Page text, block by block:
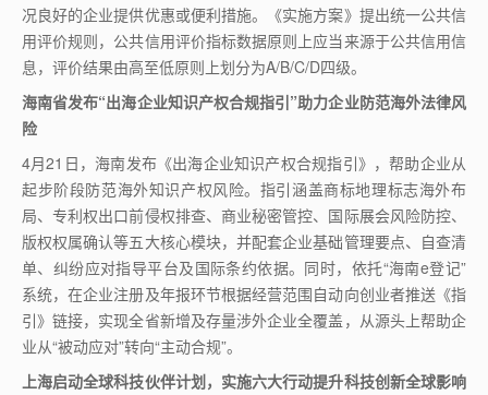
况良好的企业提供优惠或便利措施。《实施方案》提出统一公共信
用评价规则，公共信用评价指标数据原则上应当来源于公共信用信
息，评价结果由高至低原则上划分为A/B/C/D四级。
海南省发布“出海企业知识产权合规指引”助力企业防范海外法律风
险
4月21 日，海南发布《出海企业知识产权合规指引》，帮助企业从
起步阶段防范海外知识产权风险。指引涵盖商标地理标志海外布
局、专利权出口前侵权排查、商业秘密管控、国际展会风险防控、
版权权属确认等五大核心模块，并配套企业基础管理要点、自查清
单、纠纷应对指导平台及国际条约依据。同时，依托“海南e登记”
系统，在企业注册及年报环节根据经营范围自动向创业者推送《指
引》链接，实现全省新增及存量涉外企业全覆盖，从源头上帮助企
业从“被动应对”转向“主动合规”。
上海启动全球科技伙伴计划，实施六大行动提升科技创新全球影响